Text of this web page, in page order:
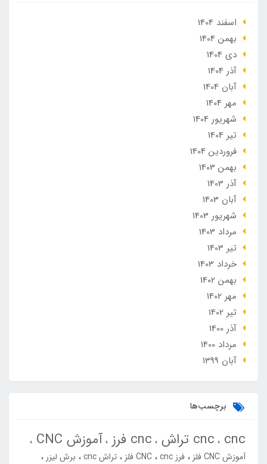
اسفند 1404
بهمن 1404
دی 1404
آذر 1404
آبان 1404
مهر 1404
شهریور 1404
تير 1404
فروردین 1404
بهمن 1403
آذر 1403
آبان 1403
شهریور 1403
مرداد 1403
تير 1403
خرداد 1403
بهمن 1402
مهر 1402
تير 1402
آذر 1400
مرداد 1400
آبان 1399
برچسب‌ها
cnc cnc تراش cnc فرز آموزش CNC
آموزش CNC فلز فرز cnc CNC فلز تراش cnc
برش لیزر